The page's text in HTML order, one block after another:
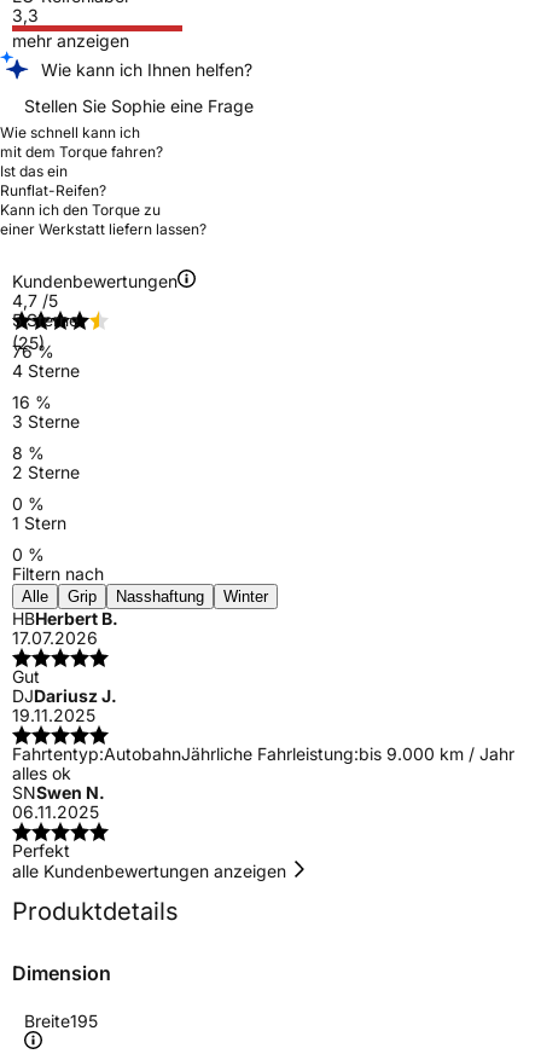
3,3
mehr anzeigen
Wie kann ich Ihnen helfen?
Stellen Sie Sophie eine Frage
Wie schnell kann ich
mit dem Torque fahren?
Ist das ein
Runflat-Reifen?
Kann ich den Torque zu
einer Werkstatt liefern lassen?
Kundenbewertungen
4,7 /5
(25)
5 Sterne
76 %
4 Sterne
16 %
3 Sterne
8 %
2 Sterne
0 %
1 Stern
0 %
Filtern nach
Alle Grip Nasshaftung Winter
HBHerbert B.
17.07.2026
Gut
DJDariusz J.
19.11.2025
Fahrtentyp:AutobahnJährliche Fahrleistung:bis 9.000 km / Jahr
alles ok
SNSwen N.
06.11.2025
Perfekt
alle Kundenbewertungen anzeigen
Produktdetails
Dimension
Breite195